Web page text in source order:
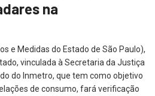
na
e Medidas do Estado de São Paulo),
vinculada à Secretaria da Justiça
do Inmetro, que tem como objetivo
de consumo, fará verificação